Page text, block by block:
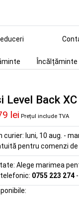
Încălțăminte
Level Back
lei Prețul include TVA
curier: luni, 10 aug. -
pentru comenzi
Alege marimea
0755 223 274